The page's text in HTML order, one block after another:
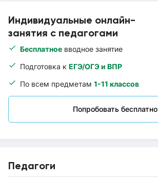
Индивидуальные онлайн-
занятия с педагогами
Бесплатное вводное занятие
Подготовка к ЕГЭ/ОГЭ и ВПР
По всем предметам 1-11 классов
Попробовать бесплатно
Педагоги